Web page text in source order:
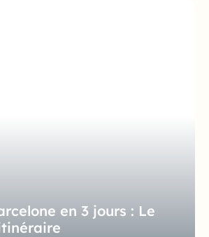
en 3 jours : Le